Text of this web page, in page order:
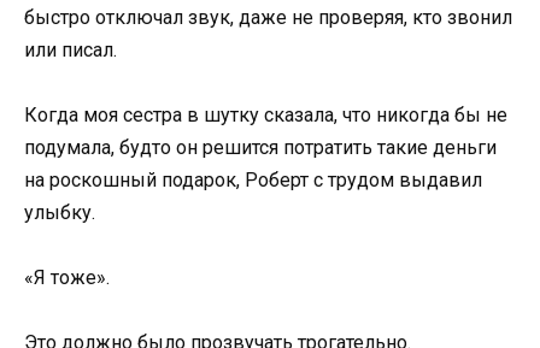
быстро отключал звук, даже не проверяя, кто звонил
или писал.
Когда моя сестра в шутку сказала, что никогда бы не
подумала, будто он решится потратить такие деньги
на роскошный подарок, Роберт с трудом выдавил
улыбку.
«Я тоже».
Это должно было прозвучать трогательно.